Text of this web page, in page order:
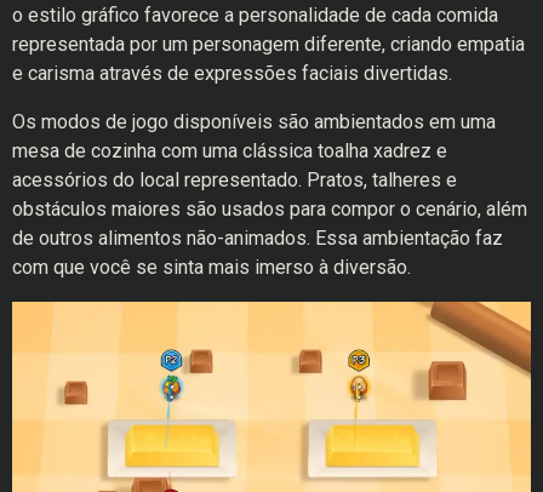
o estilo gráfico favorece a personalidade de cada comida
representada por um personagem diferente, criando empatia
e carisma através de expressões faciais divertidas.
Os modos de jogo disponíveis são ambientados em uma
mesa de cozinha com uma clássica toalha xadrez e
acessórios do local representado. Pratos, talheres e
obstáculos maiores são usados para compor o cenário, além
de outros alimentos não-animados. Essa ambientação faz
com que você se sinta mais imerso à diversão.